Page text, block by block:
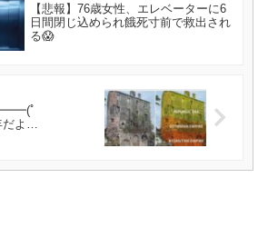
【悲報】76歳女性、エレベーターに6
日間閉じ込められ餓死寸前で救出され
る😱
ﾟ
よ…